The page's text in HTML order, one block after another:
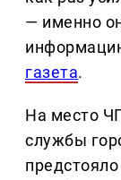
— именно
газета.
На место
службы